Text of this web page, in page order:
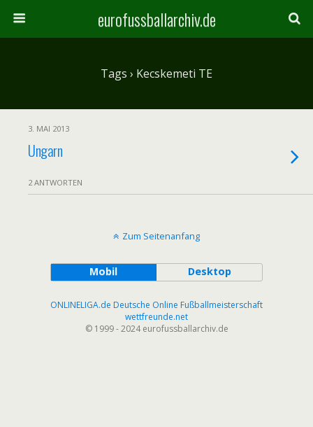
eurofussballarchiv.de
Tags › Kecskemeti TE
3. MAI 2013
Ungarn
2 ANTWORTEN
Zum Seitenanfang
Mobil Desktop
ONLINELIGA.de Deutsche Online Fußballmeisterschaft
wettfreunde.net
© 1999 - 2024 eurofussballarchiv.de